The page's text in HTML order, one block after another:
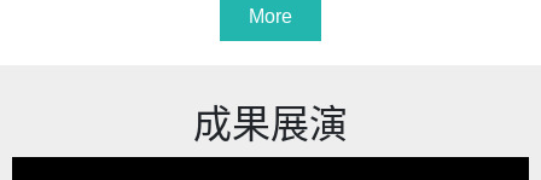
More
成果展演